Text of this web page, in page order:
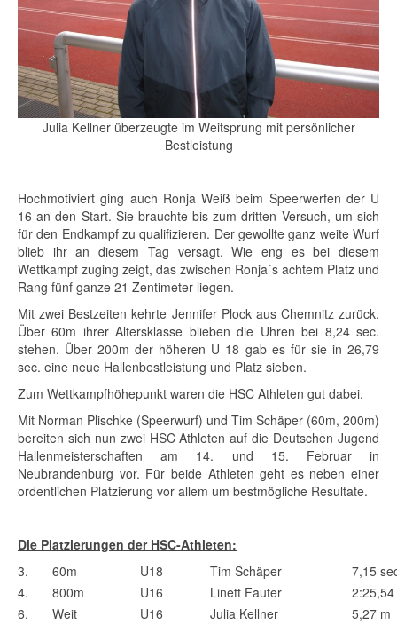
Julia Kellner überzeugte im Weitsprung mit persönlicher
Bestleistung
Hochmotiviert ging auch Ronja Weiß beim Speerwerfen der U
16 an den Start. Sie brauchte bis zum dritten Versuch, um sich
für den Endkampf zu qualifizieren. Der gewollte ganz weite Wurf
blieb ihr an diesem Tag versagt. Wie eng es bei diesem
Wettkampf zuging zeigt, das zwischen Ronja´s achtem Platz und
Rang fünf ganze 21 Zentimeter liegen.
Mit zwei Bestzeiten kehrte Jennifer Plock aus Chemnitz zurück.
Über 60m ihrer Altersklasse blieben die Uhren bei 8,24 sec.
stehen. Über 200m der höheren U 18 gab es für sie in 26,79
sec. eine neue Hallenbestleistung und Platz sieben.
Zum Wettkampfhöhepunkt waren die HSC Athleten gut dabei.
Mit Norman Plischke (Speerwurf) und Tim Schäper (60m, 200m)
bereiten sich nun zwei HSC Athleten auf die Deutschen Jugend
Hallenmeisterschaften am 14. und 15. Februar in
Neubrandenburg vor. Für beide Athleten geht es neben einer
ordentlichen Platzierung vor allem um bestmögliche Resultate.
Die Platzierungen der HSC-Athleten:
3.
60m U18 Tim Schäper
7,15
4.
800m U16 Linett Fauter
6.
Weit U16 Julia Kellner
5,27 m